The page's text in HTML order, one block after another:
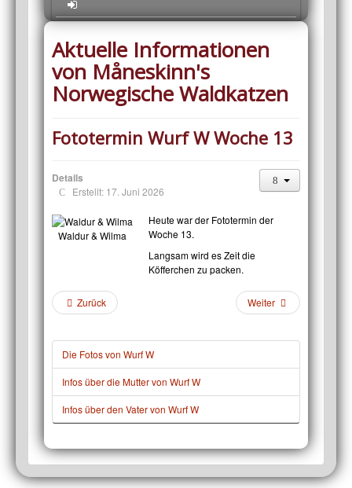
Aktuelle Informationen
von Måneskinn's
Norwegische Waldkatzen
Fototermin Wurf W Woche 13
Details
Erstellt: 17. Juni 2026
Waldur & Wilma
Heute war der Fototermin der
Woche 13.
Langsam wird es Zeit die
Köfferchen zu packen.
Zurück Weiter
Die Fotos von Wurf W
Infos über die Mutter von Wurf W
Infos über den Vater von Wurf W